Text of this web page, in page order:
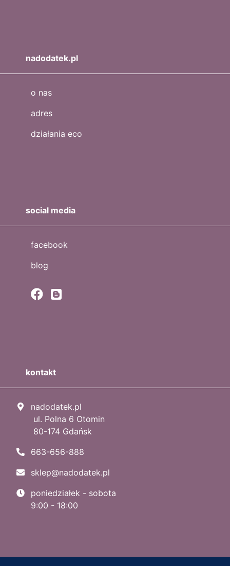
nadodatek.pl
o nas
adres
działania eco
social media
facebook
blog
kontakt
nadodatek.pl
ul. Polna 6 Otomin
80-174 Gdańsk
663-656-888
sklep@nadodatek.pl
poniedziałek - sobota
9:00 - 18:00